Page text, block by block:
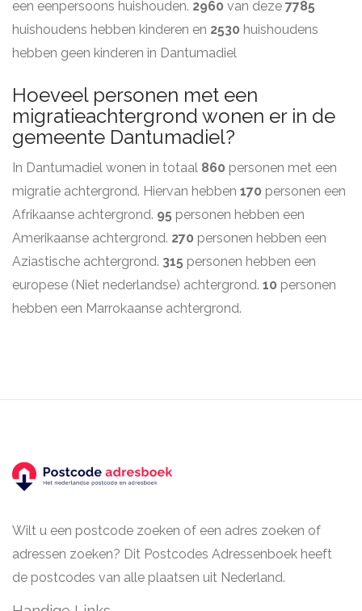
een eenpersoons huishouden. 2960 van deze 7785
huishoudens hebben kinderen en 2530 huishoudens
hebben geen kinderen in Dantumadiel
Hoeveel personen met een
migratieachtergrond wonen er in de
gemeente Dantumadiel?
In Dantumadiel wonen in totaal 860 personen met een
migratie achtergrond. Hiervan hebben 170 personen een
Afrikaanse achtergrond. 95 personen hebben een
Amerikaanse achtergrond. 270 personen hebben een
Aziastische achtergrond. 315 personen hebben een
europese (Niet nederlandse) achtergrond. 10 personen
hebben een Marrokaanse achtergrond.
Wilt u een postcode zoeken of een adres zoeken of
adressen zoeken? Dit Postcodes Adressenboek heeft
de postcodes van alle plaatsen uit Nederland.